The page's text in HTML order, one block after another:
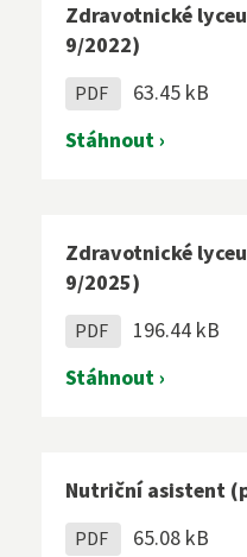
Zdravotnické
9/2022)
PDF
63.45 kB
Stáhnout ›
Zdravotnické
9/2025)
PDF
196.44 kB
Stáhnout ›
Nutriční asistent
PDF
65.08 kB